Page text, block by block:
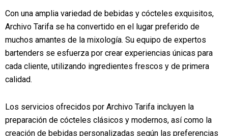
Con una amplia variedad de bebidas y cócteles exquisitos,
Archivo Tarifa se ha convertido en el lugar preferido de
muchos amantes de la mixología. Su equipo de expertos
bartenders se esfuerza por crear experiencias únicas para
cada cliente, utilizando ingredientes frescos y de primera
calidad.
Los servicios ofrecidos por Archivo Tarifa incluyen la
preparación de cócteles clásicos y modernos, así como la
creación de bebidas personalizadas según las preferencias